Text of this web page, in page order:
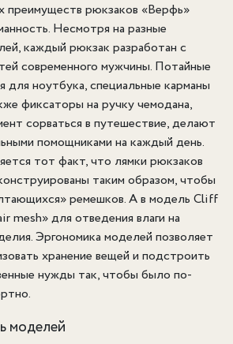
преимуществ рюкзаков «Верфь»
Несмотря на разные
каждый рюкзак разработан с
современного мужчины. Потайные
для ноутбука, специальные карманы
фиксаторы на ручку чемодана,
сорваться в путешествие, делают
помощниками на каждый день.
тот факт, что лямки рюкзаков
таким образом, чтобы
ремешков. А в модель Cliff
mesh» для отведения влаги на
Эргономика моделей позволяет
хранение вещей и подстроить
нужды так, чтобы было по-
моделей